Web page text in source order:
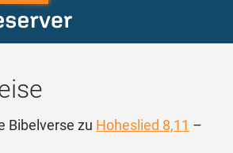
Bibelverse zu Hoheslied 8,11 –